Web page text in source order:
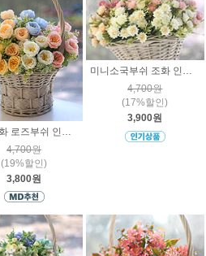
장미조화 로즈부쉬 인조꽃 인테리어장식 플라워
4,700원
(19%할인)
3,800원
미니소국부쉬 조화 인조꽃 인테리어 소품장식
4,700원
(17%할인)
3,900원